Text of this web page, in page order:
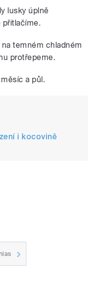
lusky úplně
přitlačíme.
temném chladném
protřepeme.
a půl.
i kocovině